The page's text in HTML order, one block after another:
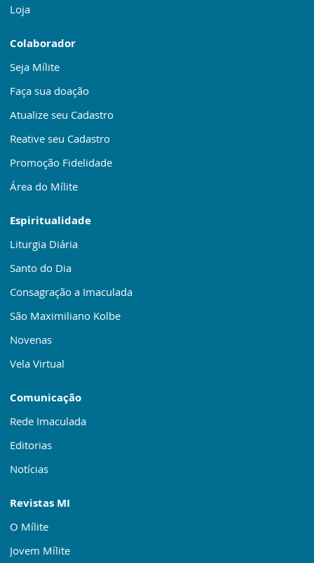
Loja
Colaborador
Seja Mílite
Faça sua doação
Atualize seu Cadastro
Reative seu Cadastro
Promoção Fidelidade
Área do Mílite
Espiritualidade
Liturgia Diária
Santo do Dia
Consagração a Imaculada
São Maximiliano Kolbe
Novenas
Vela Virtual
Comunicação
Rede Imaculada
Editorias
Notícias
Revistas MI
O Mílite
Jovem Mílite